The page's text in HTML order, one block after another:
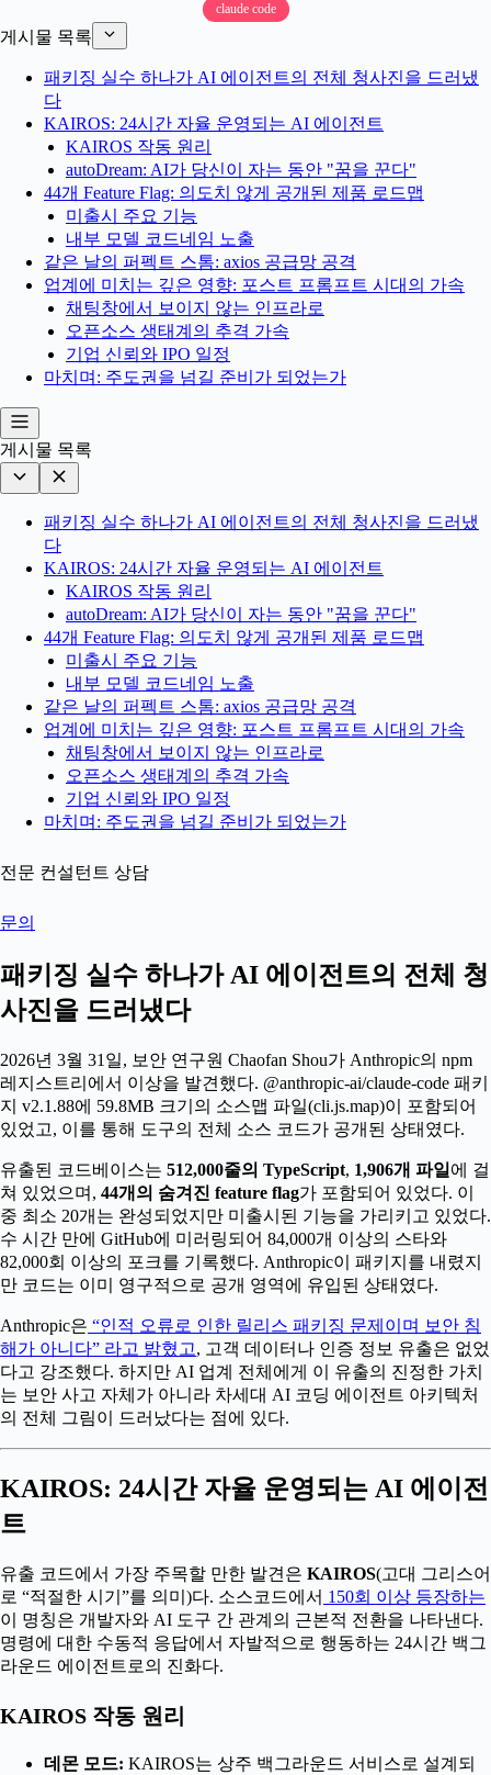
claude code
게시물 목록
패키징 실수 하나가 AI 에이전트의 전체 청사진을 드러냈
다
KAIROS: 24시간 자율 운영되는 AI 에이전트
KAIROS 작동 원리
autoDream: AI가 당신이 자는 동안 "꿈을 꾼다"
44개 Feature Flag: 의도치 않게 공개된 제품 로드맵
미출시 주요 기능
내부 모델 코드네임 노출
같은 날의 퍼펙트 스톰: axios 공급망 공격
업계에 미치는 깊은 영향: 포스트 프롬프트 시대의 가속
채팅창에서 보이지 않는 인프라로
오픈소스 생태계의 추격 가속
기업 신뢰와 IPO 일정
마치며: 주도권을 넘길 준비가 되었는가
게시물 목록
패키징 실수 하나가 AI 에이전트의 전체 청사진을 드러냈
다
KAIROS: 24시간 자율 운영되는 AI 에이전트
KAIROS 작동 원리
autoDream: AI가 당신이 자는 동안 "꿈을 꾼다"
44개 Feature Flag: 의도치 않게 공개된 제품 로드맵
미출시 주요 기능
내부 모델 코드네임 노출
같은 날의 퍼펙트 스톰: axios 공급망 공격
업계에 미치는 깊은 영향: 포스트 프롬프트 시대의 가속
채팅창에서 보이지 않는 인프라로
오픈소스 생태계의 추격 가속
기업 신뢰와 IPO 일정
마치며: 주도권을 넘길 준비가 되었는가
전문 컨설턴트 상담
문의
패키징 실수 하나가 AI 에이전트의 전체 청
사진을 드러냈다
2026년 3월 31일, 보안 연구원 Chaofan Shou가 Anthropic의 npm
레지스트리에서 이상을 발견했다. @anthropic-ai/claude-code 패키
지 v2.1.88에 59.8MB 크기의 소스맵 파일(cli.js.map)이 포함되어
있었고, 이를 통해 도구의 전체 소스 코드가 공개된 상태였다.
유출된 코드베이스는 512,000줄의 TypeScript, 1,906개 파일 에 걸
쳐 있었으며, 44개의 숨겨진 feature flag가 포함되어 있었다. 이
중 최소 20개는 완성되었지만 미출시된 기능을 가리키고 있었다.
수 시간 만에 GitHub에 미러링되어 84,000개 이상의 스타와
82,000회 이상의 포크를 기록했다. Anthropic이 패키지를 내렸지
만 코드는 이미 영구적으로 공개 영역에 유입된 상태였다.
Anthropic은 “인적 오류로 인한 릴리스 패키징 문제이며 보안 침
해가 아니다” 라고 밝혔고, 고객 데이터나 인증 정보 유출은 없었
다고 강조했다. 하지만 AI 업계 전체에게 이 유출의 진정한 가치
는 보안 사고 자체가 아니라 차세대 AI 코딩 에이전트 아키텍처
의 전체 그림이 드러났다는 점에 있다.
KAIROS: 24시간 자율 운영되는 AI 에이전
트
유출 코드에서 가장 주목할 만한 발견은 KAIROS(고대 그리스어
로 “적절한 시기”를 의미)다. 소스코드에서 150회 이상 등장하는
이 명칭은 개발자와 AI 도구 간 관계의 근본적 전환을 나타낸다.
명령에 대한 수동적 응답에서 자발적으로 행동하는 24시간 백그
라운드 에이전트로의 진화다.
KAIROS 작동 원리
데몬 모드: KAIROS는 상주 백그라운드 서비스로 설계되